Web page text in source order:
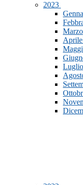
2023
Marzo
Aprile
Luglio